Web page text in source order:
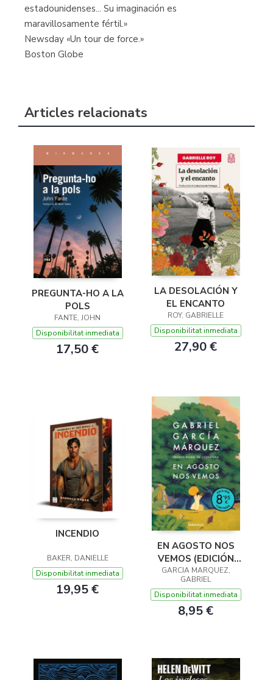
estadounidenses... Su imaginación es
maravillosamente fértil.»
Newsday «Un tour de force.»
Boston Globe
Articles relacionats
PREGUNTA-HO A LA
POLS
FANTE, JOHN
Disponibilitat inmediata
17,50 €
LA DESOLACIÓN Y
EL ENCANTO
ROY, GABRIELLE
Disponibilitat inmediata
27,90 €
INCENDIO
BAKER, DANIELLE
Disponibilitat inmediata
19,95 €
EN AGOSTO NOS
VEMOS (EDICIÓN
LIMITADA)
GARCIA MARQUEZ,
GABRIEL
Disponibilitat inmediata
8,95 €